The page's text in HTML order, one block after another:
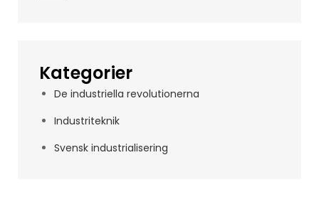
Kategorier
De industriella revolutionerna
Industriteknik
Svensk industrialisering